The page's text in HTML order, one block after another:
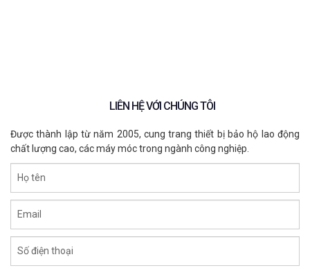
LIÊN HỆ VỚI CHÚNG TÔI
Được thành lập từ năm 2005, cung trang thiết bị bảo hộ lao động
chất lượng cao, các máy móc trong ngành công nghiệp.
Họ tên
Email
Số điện thoại